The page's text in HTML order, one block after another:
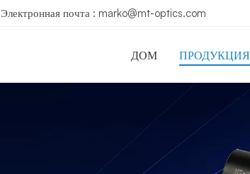
Электронная почта : marko@mt-optics.com
ДОМ ПРОДУКЦИЯ